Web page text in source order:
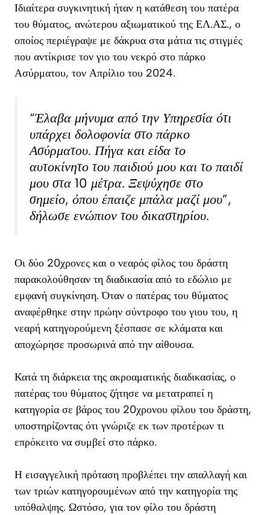
Ιδιαίτερα συγκινητική ήταν η κατάθεση του πατέρα
του θύματος, ανώτερου αξιωματικού της ΕΛ.ΑΣ., ο
οποίος περιέγραψε με δάκρυα στα μάτια τις στιγμές
που αντίκρισε τον γιο του νεκρό στο πάρκο
Ασύρματου, τον Απρίλιο του 2024.
“Έλαβα μήνυμα από την Υπηρεσία ότι
υπάρχει δολοφονία στο πάρκο
Ασύρματου. Πήγα και είδα το
αυτοκίνητο του παιδιού μου και το παιδί
μου στα 10 μέτρα. Ξεψύχησε στο
σημείο, όπου έπαιζε μπάλα μαζί μου”,
δήλωσε ενώπιον του δικαστηρίου.
Οι δύο 20χρονες και ο νεαρός φίλος του δράστη
παρακολούθησαν τη διαδικασία από το εδώλιο με
εμφανή συγκίνηση. Όταν ο πατέρας του θύματος
αναφέρθηκε στην πρώην σύντροφο του γιου του, η
νεαρή κατηγορούμενη ξέσπασε σε κλάματα και
αποχώρησε προσωρινά από την αίθουσα.
Κατά τη διάρκεια της ακροαματικής διαδικασίας, ο
πατέρας του θύματος ζήτησε να μετατραπεί η
κατηγορία σε βάρος του 20χρονου φίλου του δράστη,
υποστηρίζοντας ότι γνώριζε εκ των προτέρων τι
επρόκειτο να συμβεί στο πάρκο.
Η εισαγγελική πρόταση προβλέπει την απαλλαγή και
των τριών κατηγορουμένων από την κατηγορία της
υπόθαλψης. Ωστόσο, για τον φίλο του δράστη